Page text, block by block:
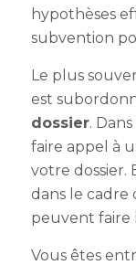
hypothèses
subvention
Le plus
est
dossier.
faire appel à
votre dossier.
dans le cadre
peuvent faire
Vous êtes